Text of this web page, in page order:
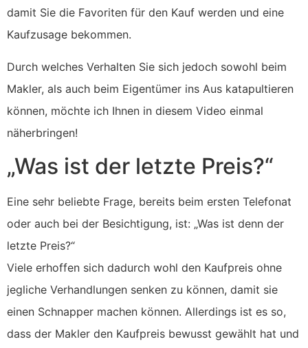
damit Sie die Favoriten für den Kauf werden und eine
Kaufzusage bekommen.
Durch welches Verhalten Sie sich jedoch sowohl beim
Makler, als auch beim Eigentümer ins Aus katapultieren
können, möchte ich Ihnen in diesem Video einmal
näherbringen!
„Was ist der letzte Preis?“
Eine sehr beliebte Frage, bereits beim ersten Telefonat
oder auch bei der Besichtigung, ist: „Was ist denn der
letzte Preis?“
Viele erhoffen sich dadurch wohl den Kaufpreis ohne
jegliche Verhandlungen senken zu können, damit sie
einen Schnapper machen können. Allerdings ist es so,
dass der Makler den Kaufpreis bewusst gewählt hat und